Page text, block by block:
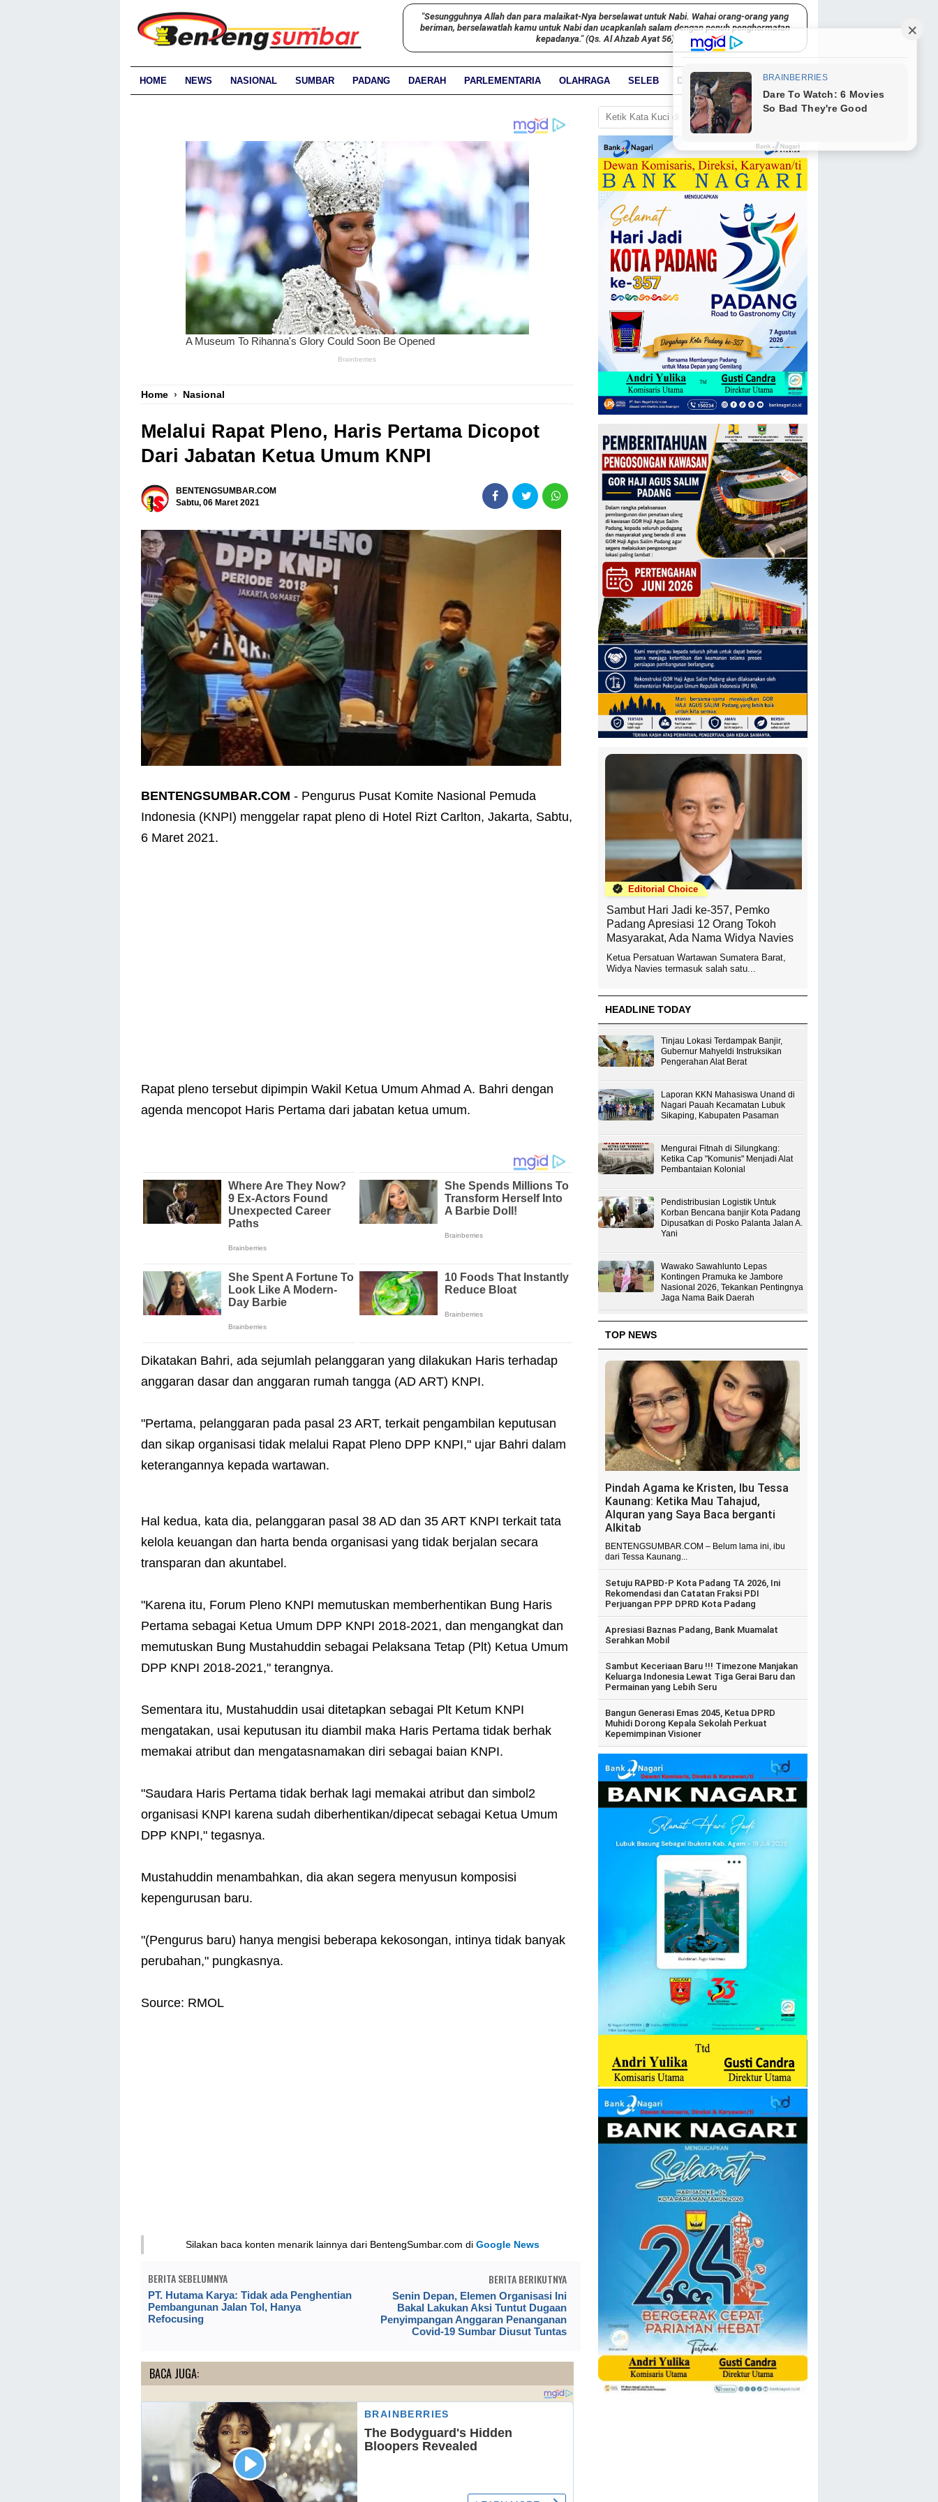
"Sesungguhnya Allah dan para malaikat-Nya berselawat untuk Nabi. Wahai orang-orang yang
beriman, berselawatlah kamu untuk Nabi dan ucapkanlah salam dengan penuh penghormatan
kepadanya." (Qs. Al Ahzab Ayat 56)
HOME NEWS NASIONAL SUMBAR PADANG DAERAH PARLEMENTARIA OLAHRAGA SELEB DUNIA PARIWARA
Home › Nasional
Melalui Rapat Pleno, Haris Pertama Dicopot
Dari Jabatan Ketua Umum KNPI
BENTENGSUMBAR.COM
Sabtu, 06 Maret 2021
BENTENGSUMBAR.COM - Pengurus Pusat Komite Nasional Pemuda
Indonesia (KNPI) menggelar rapat pleno di Hotel Rizt Carlton, Jakarta, Sabtu,
6 Maret 2021.
Rapat pleno tersebut dipimpin Wakil Ketua Umum Ahmad A. Bahri dengan
agenda mencopot Haris Pertama dari jabatan ketua umum.
Dikatakan Bahri, ada sejumlah pelanggaran yang dilakukan Haris terhadap
anggaran dasar dan anggaran rumah tangga (AD ART) KNPI.
"Pertama, pelanggaran pada pasal 23 ART, terkait pengambilan keputusan
dan sikap organisasi tidak melalui Rapat Pleno DPP KNPI," ujar Bahri dalam
keterangannya kepada wartawan.
Hal kedua, kata dia, pelanggaran pasal 38 AD dan 35 ART KNPI terkait tata
kelola keuangan dan harta benda organisasi yang tidak berjalan secara
transparan dan akuntabel.
"Karena itu, Forum Pleno KNPI memutuskan memberhentikan Bung Haris
Pertama sebagai Ketua Umum DPP KNPI 2018-2021, dan mengangkat dan
memutuskan Bung Mustahuddin sebagai Pelaksana Tetap (Plt) Ketua Umum
DPP KNPI 2018-2021," terangnya.
Sementara itu, Mustahuddin usai ditetapkan sebagai Plt Ketum KNPI
mengatakan, usai keputusan itu diambil maka Haris Pertama tidak berhak
memakai atribut dan mengatasnamakan diri sebagai baian KNPI.
"Saudara Haris Pertama tidak berhak lagi memakai atribut dan simbol2
organisasi KNPI karena sudah diberhentikan/dipecat sebagai Ketua Umum
DPP KNPI," tegasnya.
Mustahuddin menambahkan, dia akan segera menyusun komposisi
kepengurusan baru.
"(Pengurus baru) hanya mengisi beberapa kekosongan, intinya tidak banyak
perubahan," pungkasnya.
Source: RMOL
Silakan baca konten menarik lainnya dari BentengSumbar.com diGoogle News
BERITA SEBELUMNYA
PT. Hutama Karya: Tidak ada Penghentian
Pembangunan Jalan Tol, Hanya
Refocusing
BERITA BERIKUTNYA
Senin Depan, Elemen Organisasi Ini
Bakal Lakukan Aksi Tuntut Dugaan
Penyimpangan Anggaran Penanganan
Covid-19 Sumbar Diusut Tuntas
BACA JUGA:
Editorial Choice
Sambut Hari Jadi ke-357, Pemko
Padang Apresiasi 12 Orang Tokoh
Masyarakat, Ada Nama Widya Navies
Ketua Persatuan Wartawan Sumatera Barat,
Widya Navies termasuk salah satu...
HEADLINE TODAY
Tinjau Lokasi Terdampak Banjir,
Gubernur Mahyeldi Instruksikan
Pengerahan Alat Berat
Laporan KKN Mahasiswa Unand di
Nagari Pauah Kecamatan Lubuk
Sikaping, Kabupaten Pasaman
Mengurai Fitnah di Silungkang:
Ketika Cap "Komunis" Menjadi Alat
Pembantaian Kolonial
Pendistribusian Logistik Untuk
Korban Bencana banjir Kota Padang
Dipusatkan di Posko Palanta Jalan A.
Yani
Wawako Sawahlunto Lepas
Kontingen Pramuka ke Jambore
Nasional 2026, Tekankan Pentingnya
Jaga Nama Baik Daerah
TOP NEWS
Pindah Agama ke Kristen, Ibu Tessa
Kaunang: Ketika Mau Tahajud,
Alquran yang Saya Baca berganti
Alkitab
BENTENGSUMBAR.COM – Belum lama ini, ibu
dari Tessa Kaunang...
Setuju RAPBD-P Kota Padang TA 2026, Ini
Rekomendasi dan Catatan Fraksi PDI
Perjuangan PPP DPRD Kota Padang
Apresiasi Baznas Padang, Bank Muamalat
Serahkan Mobil
Sambut Keceriaan Baru !!! Timezone Manjakan
Keluarga Indonesia Lewat Tiga Gerai Baru dan
Permainan yang Lebih Seru
Bangun Generasi Emas 2045, Ketua DPRD
Muhidi Dorong Kepala Sekolah Perkuat
Kepemimpinan Visioner